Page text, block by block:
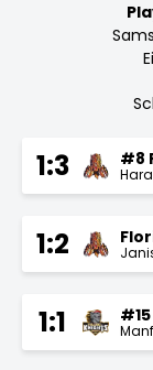
1:3 #8
1:2
1:1